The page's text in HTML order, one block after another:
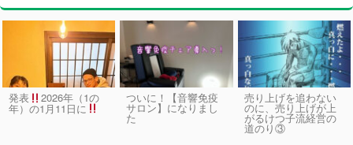
発表 2026年（1の
年）の1月11日に
ついに！【音響免疫
サロン】になりまし
た
売り上げを追わない
のに、売り上げが上
がるけつ子流経営の
道のり③